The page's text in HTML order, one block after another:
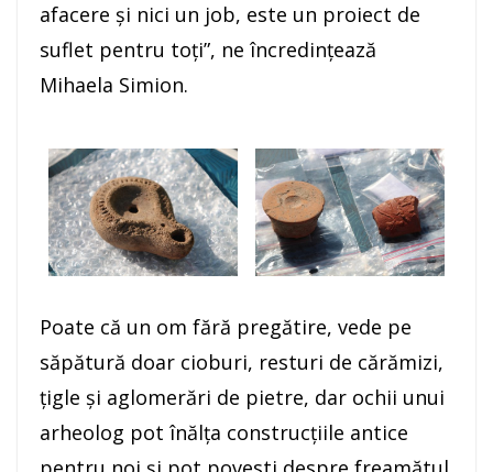
afacere şi nici un job, este un proiect de
suflet pentru toţi”, ne încredinţează
Mihaela Simion.
Poate că un om fără pregătire, vede pe
săpătură doar cioburi, resturi de cărămizi,
ţigle şi aglomerări de pietre, dar ochii unui
arheolog pot înălţa construcţiile antice